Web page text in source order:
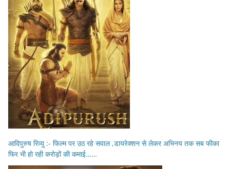
आदिपुरुष रिव्यु :- फिल्म पर उठ रहे सवाल ,डायरेक्शन से लेकर अभिनय तक सब फीका
फिर भी हो रही करोड़ों की कमाई……